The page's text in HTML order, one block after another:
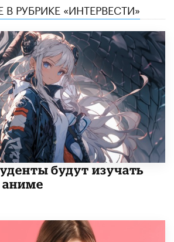
РУБРИКЕ «ИНТЕРВЕСТИ»
будут изучать
аниме